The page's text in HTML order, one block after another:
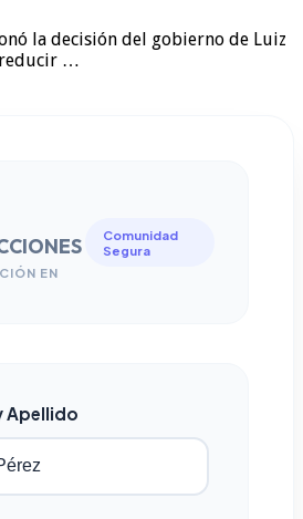
la decisión del gobierno de Luiz
reducir …
EN
Comunidad
Segura
Apellido